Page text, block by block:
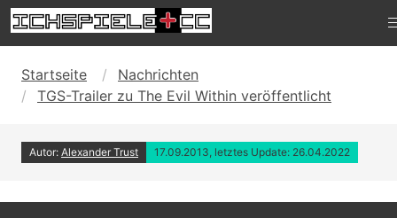
Startseite
Nachrichten
TGS-Trailer zu The Evil Within veröffentlicht
Autor: Alexander Trust 17.09.2013, letztes Update: 26.04.2022